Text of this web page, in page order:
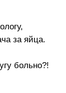
за яйца.
больно?!